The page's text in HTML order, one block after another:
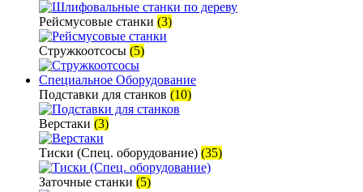
Рейсмусовые станки (3)
Стружкоотсосы (5)
Специальное Оборудование
Подставки для станков (10)
Верстаки (3)
Тиски (Спец. оборудование) (35)
Заточные станки (5)